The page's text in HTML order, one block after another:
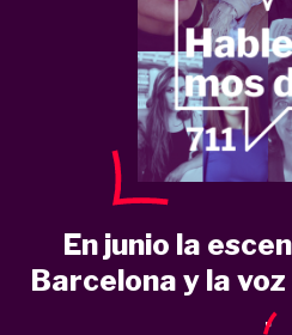
En junio la
Barcelona y la
.